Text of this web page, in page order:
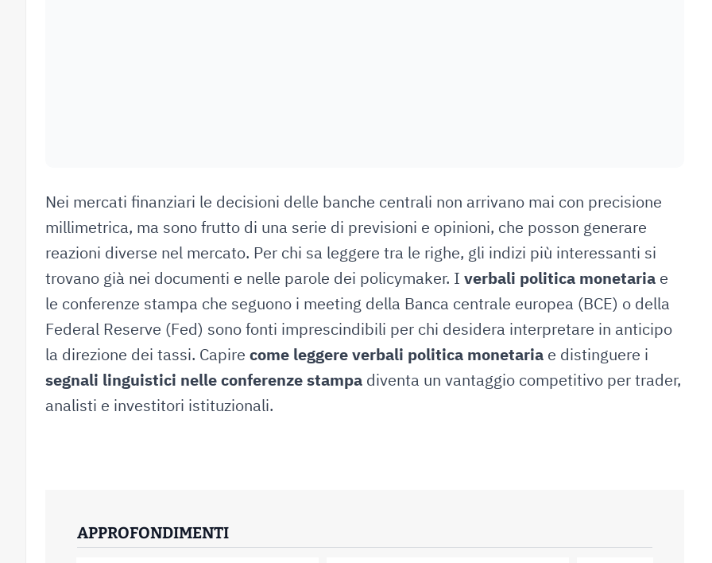
Nei mercati finanziari le decisioni delle banche centrali non arrivano mai con precisione
millimetrica, ma sono frutto di una serie di previsioni e opinioni, che posson generare
reazioni diverse nel mercato. Per chi sa leggere tra le righe, gli indizi più interessanti si
trovano già nei documenti e nelle parole dei policymaker. I verbali politica monetaria e
le conferenze stampa che seguono i meeting della Banca centrale europea (BCE) o della
Federal Reserve (Fed) sono fonti imprescindibili per chi desidera interpretare in anticipo
la direzione dei tassi. Capire come leggere verbali politica monetaria e distinguere i
segnali linguistici nelle conferenze stampa diventa un vantaggio competitivo per trader,
analisti e investitori istituzionali.
APPROFONDIMENTI